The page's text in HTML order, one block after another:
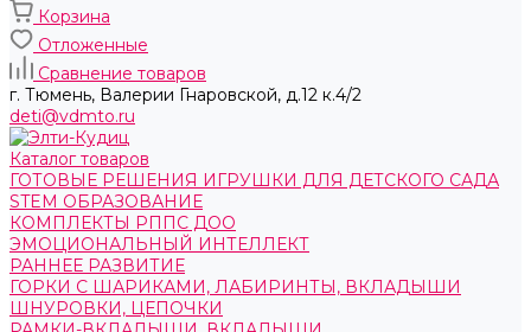
Корзина
Отложенные
Сравнение товаров
г. Тюмень, ​Валерии Гнаровской, д.12 к.4/2
deti@vdmto.ru
Каталог товаров
ГОТОВЫЕ РЕШЕНИЯ ИГРУШКИ ДЛЯ ДЕТСКОГО САДА
STEM ОБРАЗОВАНИЕ
КОМПЛЕКТЫ РППС ДОО
ЭМОЦИОНАЛЬНЫЙ ИНТЕЛЛЕКТ
РАННЕЕ РАЗВИТИЕ
ГОРКИ С ШАРИКАМИ, ЛАБИРИНТЫ, ВКЛАДЫШИ
ШНУРОВКИ, ЦЕПОЧКИ